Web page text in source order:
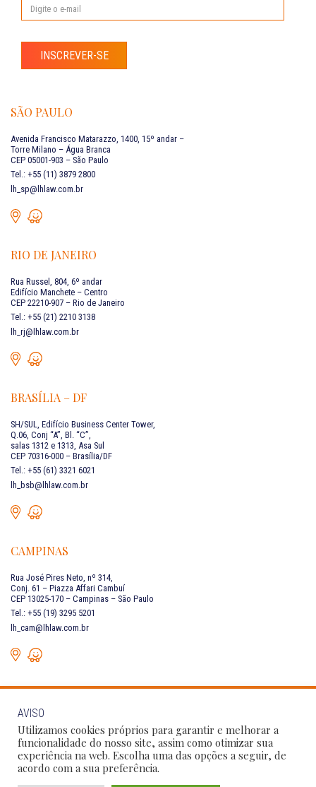
INSCREVER-SE
SÃO PAULO
Avenida Francisco Matarazzo, 1400, 15º andar –
Torre Milano – Água Branca
CEP 05001-903 – São Paulo
Tel.: +55 (11) 3879 2800
lh_sp@lhlaw.com.br
RIO DE JANEIRO
Rua Russel, 804, 6º andar
Edifício Manchete – Centro
CEP 22210-907 – Rio de Janeiro
Tel.: +55 (21) 2210 3138
lh_rj@lhlaw.com.br
BRASÍLIA – DF
SH/SUL, Edifício Business Center Tower,
Q.06, Conj “A”, Bl. “C”,
salas 1312 e 1313, Asa Sul
CEP 70316-000 – Brasília/DF
Tel.: +55 (61) 3321 6021
lh_bsb@lhlaw.com.br
CAMPINAS
Rua José Pires Neto, nº 314,
Conj. 61 – Piazza Affari Cambuí
CEP 13025-170 – Campinas – São Paulo
Tel.: +55 (19) 3295 5201
lh_cam@lhlaw.com.br
FALE CONOSCO
Siga as nossas redes sociais:
AVISO
Utilizamos cookies próprios para garantir e melhorar a
funcionalidade do nosso site, assim como otimizar sua
experiência na web. Escolha uma das opções a seguir, de
acordo com a sua preferência.